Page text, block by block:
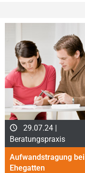
29.07.24 |
Beratungspraxis
Aufwandstragung bei
Ehegatten